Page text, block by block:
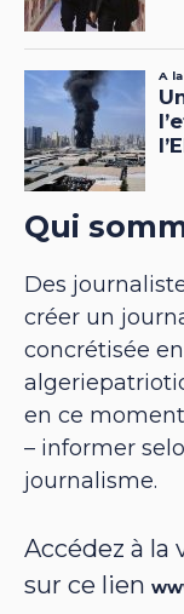
Qui
Des
créer un
concrétisée
en ce
– informer
journalisme.
Accédez à la
sur ce lien